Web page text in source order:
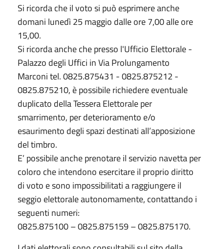
Si ricorda che il voto si può esprimere anche
domani lunedì 25 maggio dalle ore 7,00 alle ore
15,00.
Si ricorda anche che presso l'Ufficio Elettorale -
Palazzo degli Uffici in Via Prolungamento
Marconi tel. 0825.875431 - 0825.875212 -
0825.875210, è possibile richiedere eventuale
duplicato della Tessera Elettorale per
smarrimento, per deterioramento e/o
esaurimento degli spazi destinati all’apposizione
del timbro.
E’ possibile anche prenotare il servizio navetta per
coloro che intendono esercitare il proprio diritto
di voto e sono impossibilitati a raggiungere il
seggio elettorale autonomamente, contattando i
seguenti numeri:
0825.875100 – 0825.875159 – 0825.875170.